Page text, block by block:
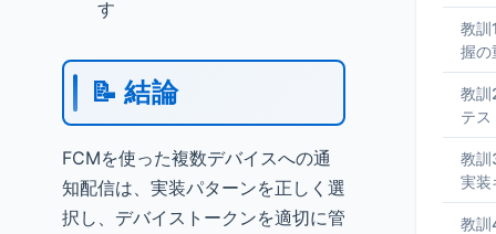
す
📝 結論
FCMを使った複数デバイスへの通
知配信は、実装パターンを正しく選
択し、デバイストークンを適切に管
教訓
握の
教訓
テス
教訓
実装
教訓